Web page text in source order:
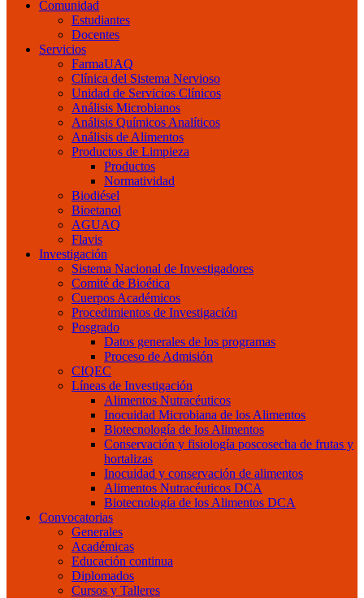
Comunidad
Estudiantes
Docentes
Servicios
FarmaUAQ
Clínica del Sistema Nervioso
Unidad de Servicios Clínicos
Análisis Microbianos
Análisis Químicos Analíticos
Análisis de Alimentos
Productos de Limpieza
Productos
Normatividad
Biodiésel
Bioetanol
AGUAQ
Flavis
Investigación
Sistema Nacional de Investigadores
Comité de Bioética
Cuerpos Académicos
Procedimientos de Investigación
Posgrado
Datos generales de los programas
Proceso de Admisión
CIQEC
Líneas de Investigación
Alimentos Nutracéuticos
Inocuidad Microbiana de los Alimentos
Biotecnología de los Alimentos
Conservación y fisiología poscosecha de frutas y
hortalizas
Inocuidad y conservación de alimentos
Alimentos Nutracéuticos DCA
Biotecnología de los Alimentos DCA
Convocatorias
Generales
Académicas
Educación continua
Diplomados
Cursos y Talleres